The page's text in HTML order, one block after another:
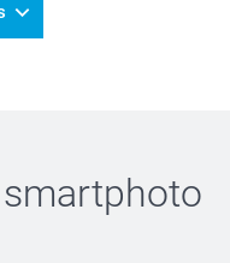
smartphoto